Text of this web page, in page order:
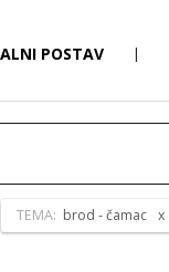
POSTAV |
TEMA: brod - čamac